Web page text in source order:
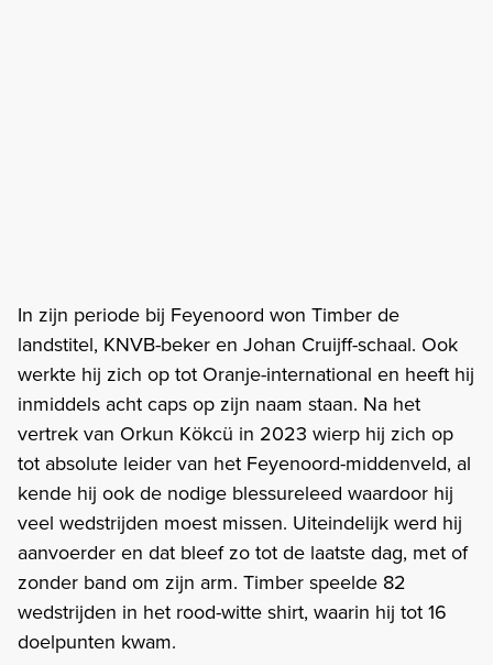
In zijn periode bij Feyenoord won Timber de
landstitel, KNVB-beker en Johan Cruijff-schaal. Ook
werkte hij zich op tot Oranje-international en heeft hij
inmiddels acht caps op zijn naam staan. Na het
vertrek van Orkun Kökcü in 2023 wierp hij zich op
tot absolute leider van het Feyenoord-middenveld, al
kende hij ook de nodige blessureleed waardoor hij
veel wedstrijden moest missen. Uiteindelijk werd hij
aanvoerder en dat bleef zo tot de laatste dag, met of
zonder band om zijn arm. Timber speelde 82
wedstrijden in het rood-witte shirt, waarin hij tot 16
doelpunten kwam.